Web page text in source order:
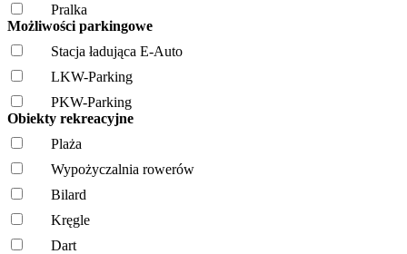
Pralka
Możliwości parkingowe
Stacja ładująca E-Auto
LKW-Parking
PKW-Parking
Obiekty rekreacyjne
Plaża
Wypożyczalnia rowerów
Bilard
Kręgle
Dart